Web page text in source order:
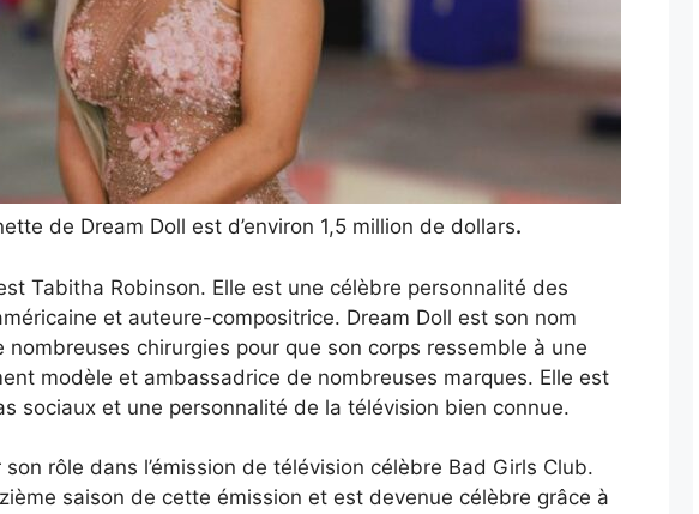
de Dream Doll est d’environ 1,5 million de dollars.
Tabitha Robinson. Elle est une célèbre personnalité des
et auteure-compositrice. Dream Doll est son nom
nombreuses chirurgies pour que son corps ressemble à une
modèle et ambassadrice de nombreuses marques. Elle est
sociaux et une personnalité de la télévision bien connue.
rôle dans l’émission de télévision célèbre Bad Girls Club.
saison de cette émission et est devenue célèbre grâce à